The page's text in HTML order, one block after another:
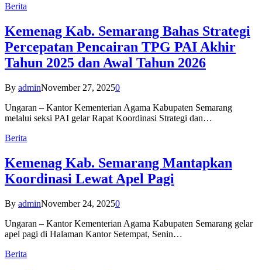
Berita
Kemenag Kab. Semarang Bahas Strategi
Percepatan Pencairan TPG PAI Akhir
Tahun 2025 dan Awal Tahun 2026
By adminNovember 27, 20250
Ungaran – Kantor Kementerian Agama Kabupaten Semarang
melalui seksi PAI gelar Rapat Koordinasi Strategi dan…
Berita
Kemenag Kab. Semarang Mantapkan
Koordinasi Lewat Apel Pagi
By adminNovember 24, 20250
Ungaran – Kantor Kementerian Agama Kabupaten Semarang gelar
apel pagi di Halaman Kantor Setempat, Senin…
Berita